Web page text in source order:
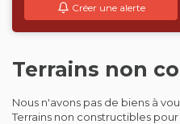
Expertise
Nos métiers
L'agence
Créer une alerte
Terrains non
Nous n'avons pas de biens à
Terrains non constructibles